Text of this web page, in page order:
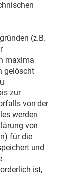
(z.B.
maximal
gelöscht.
zur
von der
werden
von
für die
und
ist,